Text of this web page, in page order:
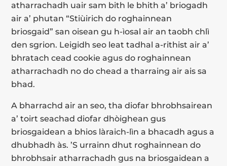
atharrachadh uair sam bith le bhith a’ briogadh
air a’ phutan “Stiùirich do roghainnean
briosgaid” san oisean gu h-ìosal air an taobh chlì
den sgrion. Leigidh seo leat tadhal a-rithist air a’
bhratach cead cookie agus do roghainnean
atharrachadh no do chead a tharraing air ais sa
bhad.
A bharrachd air an seo, tha diofar bhrobhsairean
a’ toirt seachad diofar dhòighean gus
briosgaidean a bhios làraich-lìn a bhacadh agus a
dhubhadh às. ’S urrainn dhut roghainnean do
bhrobhsair atharrachadh gus na briosgaidean a